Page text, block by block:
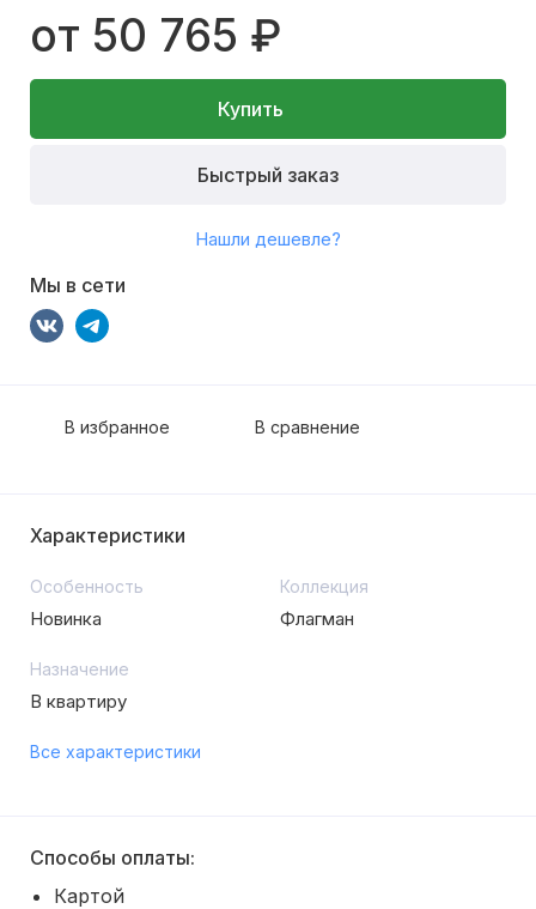
от 50 765 ₽
Купить
Быстрый заказ
Нашли дешевле?
Мы в сети
В избранное В сравнение
Характеристики
Особенность
Новинка
Коллекция
Флагман
Назначение
В квартиру
Все характеристики
Способы оплаты:
Картой